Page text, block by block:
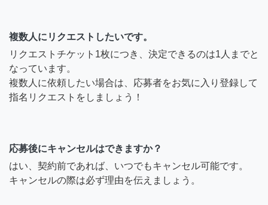
複数人にリクエストしたいです。
リクエストチケット1枚につき、決定できるのは1人までと
なっています。
複数人に依頼したい場合は、応募者をお気に入り登録して
指名リクエストをしましょう！
応募後にキャンセルはできますか？
はい、契約前であれば、いつでもキャンセル可能です。
キャンセルの際は必ず理由を伝えましょう。